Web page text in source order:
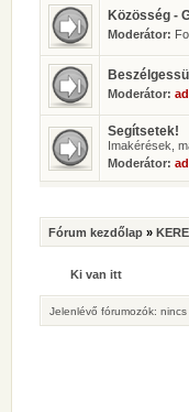
Közösség -
Moderátor:
Moderátor:
Segítsetek!
Imakérések,
Moderátor:
Fórum kezdőlap »
Ki van itt
Jelenlévő fórumozók: